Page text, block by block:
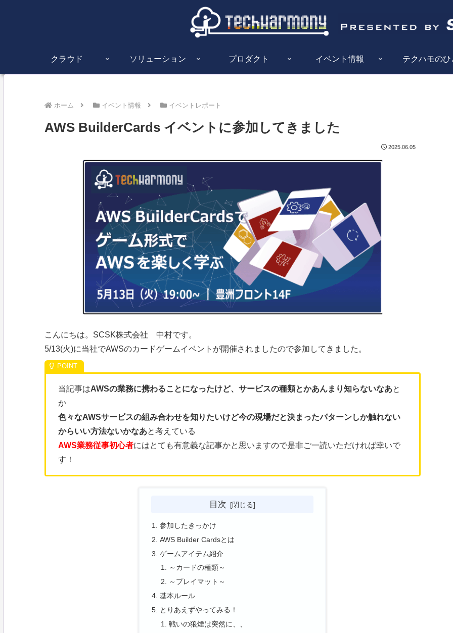
クラウド ソリューション プロダクト イベント情報 テクハモのひ
ホーム イベント情報 イベントレポート
AWS BuilderCards イベントに参加してきました
2025.06.05
こんにちは。SCSK株式会社 中村です。
5/13(火)に当社でAWSのカードゲームイベントが開催されましたので参加してきました。
当記事はAWSの業務に携わることになったけど、サービスの種類とかあんまり知らないなあと
か
色々なAWSサービスの組み合わせを知りたいけど今の現場だと決まったパターンしか触れない
からいい方法ないかなあと考えている
AWS業務従事初心者にはとても有意義な記事かと思いますので是非ご一読いただければ幸いで
す！
目次
参加したきっかけ
AWS Builder Cardsとは
ゲームアイテム紹介
～カードの種類～
～プレイマット～
基本ルール
とりあえずやってみる！
戦いの狼煙は突然に、、